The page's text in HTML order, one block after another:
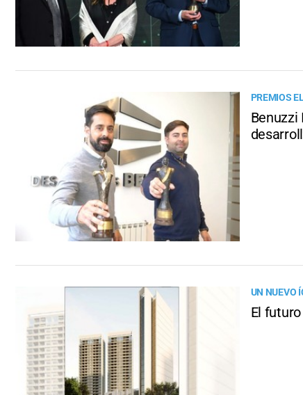
PREMIOS
Benuzzi
UN NUEVO
El